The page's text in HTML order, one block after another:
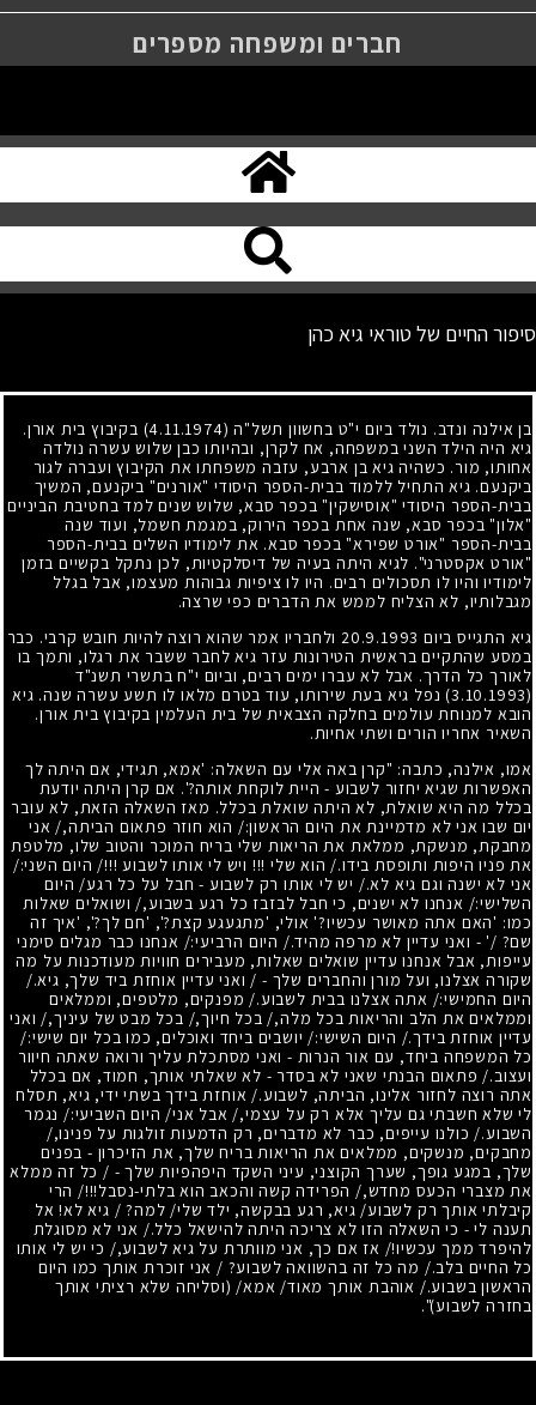
חברים ומשפחה מספרים
סיפור החיים של טוראי גיא כהן
בן אילנה ונדב. נולד ביום י"ט בחשוון תשל"ה (4.11.1974)
בקיבוץ בית אורן.
גיא היה הילד השני במשפחה, אח לקרן, ובהיותו כבן שלוש עשרה נולדה
אחותו, מור. כשהיה גיא בן ארבע, עזבה משפחתו את הקיבוץ ועברה לגור
ביקנעם. גיא התחיל ללמוד בבית-הספר היסודי "אורנים" ביקנעם, המשיך
בבית-הספר היסודי "אוסישקין" בכפר סבא, שלוש שנים למד בחטיבת הביניים
"אלון" בכפר סבא, שנה אחת בכפר הירוק, במגמת חשמל, ועוד שנה
בבית-הספר "אורט שפירא" בכפר סבא. את לימודיו השלים בבית-הספר
"אורט אקסטרני". לגיא היתה בעיה של דיסלקטיות, לכן נתקל בקשיים בזמן
לימודיו והיו לו תסכולים רבים. היו לו ציפיות גבוהות מעצמו, אבל בגלל
מגבלותיו, לא הצליח לממש את הדברים כפי שרצה.
גיא התגייס ביום 20.9.1993 ולחבריו אמר שהוא רוצה להיות חובש קרבי. כבר
במסע שהתקיים בראשית הטירונות עזר גיא לחבר ששבר את רגלו, ותמך בו
לאורך כל הדרך. אבל לא עברו ימים רבים, וביום י"ח בתשרי תשנ"ד
(3.10.1993)
נפל גיא בעת שירותו, עוד בטרם מלאו לו תשע עשרה שנה. גיא
הובא למנוחת עולמים בחלקה הצבאית של בית העלמין בקיבוץ בית אורן.
השאיר אחריו הורים ושתי אחיות.
אמו, אילנה, כתבה: "קרן באה אלי עם השאלה: 'אמא, תגידי, אם היתה לך
האפשרות שגיא יחזור לשבוע - היית לוקחת אותה?'. אם קרן היתה יודעת
בכלל מה היא שואלת, לא היתה שואלת בכלל. מאז השאלה הזאת, לא עובר
יום שבו אני לא מדמיינת את היום הראשון:/ הוא חוזר פתאום הביתה,/ אני
מחבקת, מנשקת, ממלאת את הריאות שלי בריח המוכר והטוב שלו, מלטפת
את פניו היפות ותופסת בידו./ הוא שלי !!! ויש לי אותו לשבוע /!!! היום השני:/
אני לא ישנה וגם גיא לא./ יש לי אותו רק לשבוע - חבל על כל רגע/ היום
השלישי:/ אנחנו לא ישנים, כי חבל לבזבז כל רגע בשבוע,/ ושואלים שאלות
כמו: 'האם אתה מאושר עכשיו?' אולי, 'מתגעגע קצת?', 'חם לך?', 'איך זה
שם? /' - ואני עדיין לא מרפה מהיד./ היום הרביעי:/ אנחנו כבר מגלים סימני
עייפות, אבל אנחנו עדיין שואלים שאלות, מעבירים חוויות מעודכנות על מה
שקורה אצלנו, ועל מורן והחברים שלך - / ואני עדיין אוחזת ביד שלך, גיא./
היום החמישי:/ אתה אצלנו בבית לשבוע./ מפנקים, מלטפים, וממלאים
וממלאים את הלב והריאות בכל מלה,/ בכל חיוך,/ בכל מבט של עיניך,/ ואני
עדיין אוחזת בידך./ היום השישי:/ יושבים ביחד ואוכלים, כמו בכל יום שישי:/
כל המשפחה ביחד, עם אור הנרות - ואני מסתכלת עליך ורואה שאתה חיוור
ועצוב./ פתאום הבנתי שאני לא בסדר - לא שאלתי אותך, חמוד, אם בכלל
אתה רוצה לחזור אלינו, הביתה, לשבוע./ אוחזת בידך בשתי ידי, גיא, תסלח
לי שלא חשבתי גם עליך אלא רק על עצמי,/ אבל אני/ היום השביעי:/ נגמר
השבוע./ כולנו עייפים, כבר לא מדברים, רק הדמעות זולגות על פנינו,/
מחבקים, מנשקים, ממלאים את הריאות בריח שלך, את הזיכרון - בפנים
שלך, במגע גופך, שערך הקוצני, עיני השקד היפהפיות שלך - / כל זה ממלא
את מצברי הכעס מחדש,/ הפרידה קשה והכאב הוא בלתי-נסבל/!!! הרי
קיבלתי אותך רק לשבוע/ גיא, רגע בבקשה, ילד שלי/ למה? / גיא לא! אל
תענה לי - כי השאלה הזו לא צריכה היתה להישאל כלל./ אני לא מסוגלת
להיפרד ממך עכשיו/! אז אם כך, אני מוותרת על גיא לשבוע,/ כי יש לי אותו
כל החיים בלב./ מה כל זה בהשוואה לשבוע? / אני זוכרת אותך כמו היום
הראשון בשבוע./ אוהבת אותך מאוד/ אמא/ (וסליחה שלא רציתי אותך
בחזרה לשבוע)".